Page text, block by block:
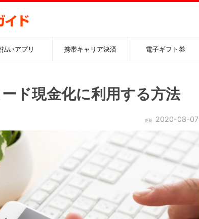
いアプリ 携帯キャリア決済 電子ギフト券
ド現金化に利用する方法
2020-08-07